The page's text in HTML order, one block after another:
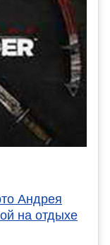
Андрея
на отдыхе